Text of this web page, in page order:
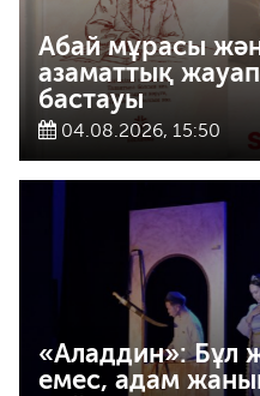
Абай мұрасы
азаматтық
бастауы
04.08.2026, 15:50
«Аладдин»: Бұл
емес, адам